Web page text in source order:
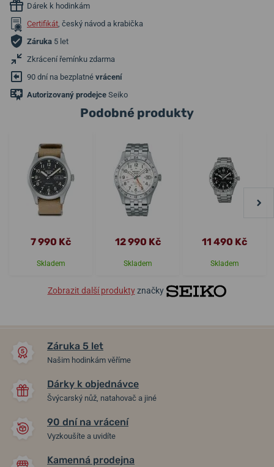
Dárek k hodinkám
Certifikát, český návod a krabička
Záruka 5 let
Zkrácení řemínku zdarma
90 dní na bezplatné vrácení
Autorizovaný prodejce Seiko
Podobné produkty
7 990 Kč
Skladem
12 990 Kč
Skladem
11 490 Kč
Skladem
Zobrazit další produktyznačky
Záruka 5 let
Našim hodinkám věříme
Dárky k objednávce
Švýcarský nůž, natahovač a jiné
90 dní na vrácení
Vyzkoušíte a uvidíte
Kamenná prodejna